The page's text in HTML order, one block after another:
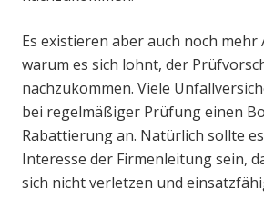
Es existieren aber auch noch mehr
warum es sich lohnt, der
nachzukommen. Viele
bei regelmäßiger Prüfung einen
Rabattierung an. Natürlich sollte
Interesse der Firmenleitung sein,
sich nicht verletzen und